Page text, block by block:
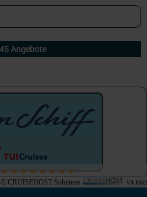
© CRUISEHOST Solutions V4.1663